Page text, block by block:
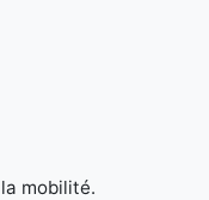
mobilité.